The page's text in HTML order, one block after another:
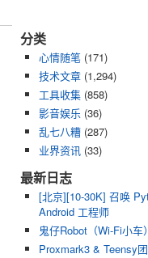
分类
心情随笔 (171)
技术文章 (1,294)
工具收集 (858)
影音娱乐 (36)
乱七八糟 (287)
业界资讯 (33)
最新日志
[北京][10-30K] 召唤
Android 工程师
鬼仔Robot（Wi-Fi小车）
Proxmark3 & Teensy